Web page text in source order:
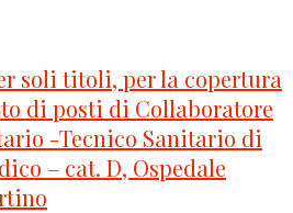
soli titoli, per la copertura
di posti di Collaboratore
-Tecnico Sanitario di
– cat. D, Ospedale